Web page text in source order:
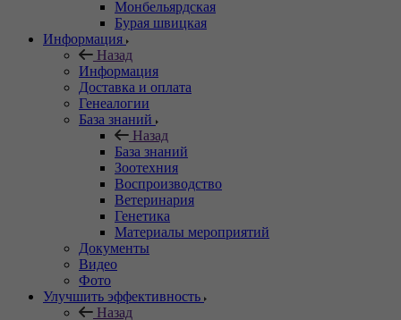
Монбельярдская
Бурая швицкая
Информация
Назад
Информация
Доставка и оплата
Генеалогии
База знаний
Назад
База знаний
Зоотехния
Воспроизводство
Ветеринария
Генетика
Материалы мероприятий
Документы
Видео
Фото
Улучшить эффективность
Назад